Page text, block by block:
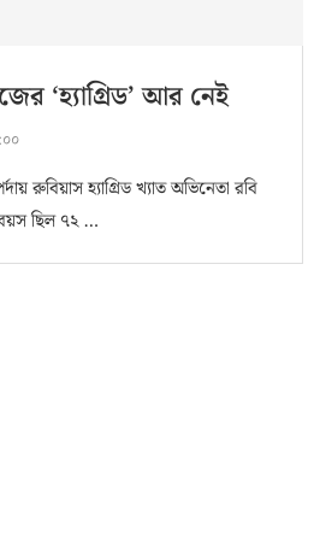
‘হ্যাগ্রিড’ আর নেই
রুবিয়াস হ্যাগ্রিড খ্যাত অভিনেতা রবি
ছিল ৭২ …